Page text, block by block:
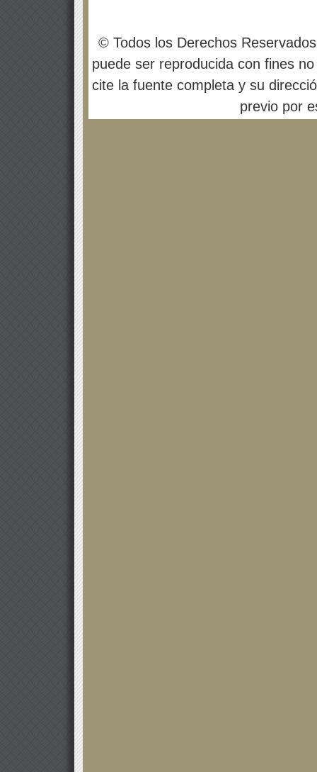
© Todos los Derechos
puede ser reproducida con fines
cite la fuente completa y su
previo por